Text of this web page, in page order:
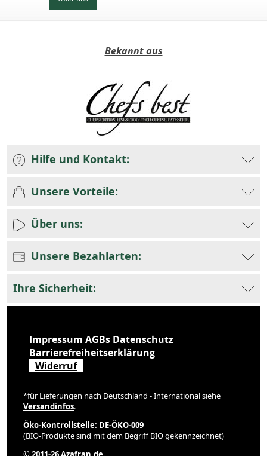
Bekannt aus
Hilfe und Kontakt:
Unsere Vorteile:
Über uns:
Unsere Bezahlarten:
Ihre Sicherheit:
Impressum AGBs Datenschutz
Barrierefreiheitserklärung
Widerruf
*für Lieferungen nach Deutschland - International siehe
Versandinfos.
Öko-Kontrollstelle: DE-ÖKO-009
(BIO-Produkte sind mit dem Begriff BIO gekennzeichnet)